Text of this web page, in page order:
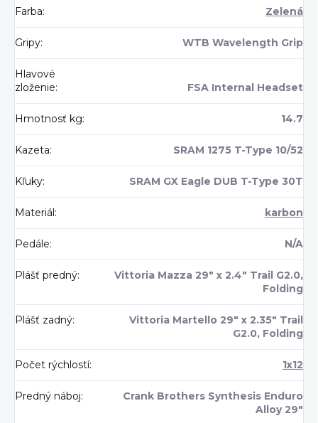
Farba: Zelená
Gripy: WTB Wavelength Grip
Hlavové
zloženie: FSA Internal Headset
Hmotnosť kg: 14.7
Kazeta: SRAM 1275 T-Type 10/52
Kľuky: SRAM GX Eagle DUB T-Type 30T
Materiál : karbon
Pedále: N/A
Plášť predný:
Vittoria Mazza 29" x 2.4" Trail G2.0,
Folding
Plášť zadný:
Vittoria Martello 29" x 2.35" Trail
G2.0, Folding
Počet rýchlostí: 1x12
Predný náboj:
Crank Brothers Synthesis Enduro
Alloy 29"